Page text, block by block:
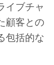
イブチャ
顧客との
包括的な